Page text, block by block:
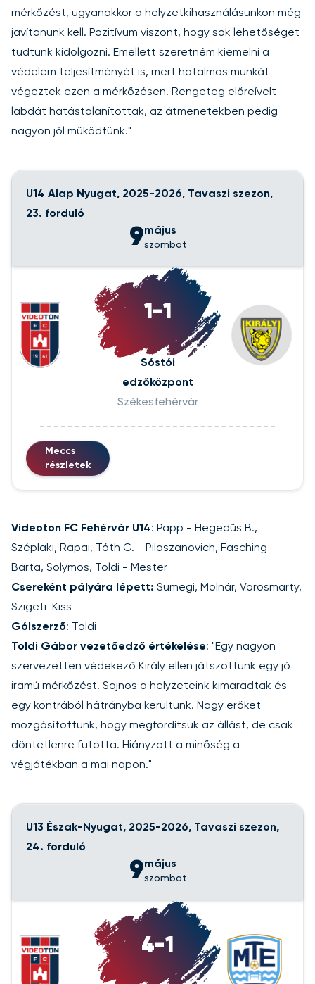
mérkőzést, ugyanakkor a helyzetkihasználásunkon még
javítanunk kell. Pozitívum viszont, hogy sok lehetőséget
tudtunk kidolgozni. Emellett szeretném kiemelni a
védelem teljesítményét is, mert hatalmas munkát
végeztek ezen a mérkőzésen. Rengeteg előreívelt
labdát hatástalanítottak, az átmenetekben pedig
nagyon jól működtünk."
U14 Alap Nyugat, 2025-2026, Tavaszi szezon,
23. forduló
9május
szombat
1-1
Sóstói
edzőközpont
Székesfehérvár
Meccs
részletek
Videoton FC Fehérvár U14: Papp - Hegedűs B.,
Széplaki, Rapai, Tóth G. - Pilaszanovich, Fasching -
Barta, Solymos, Toldi - Mester
Csereként pályára lépett: Sümegi, Molnár, Vörösmarty,
Szigeti-Kiss
Gólszerző: Toldi
Toldi Gábor vezetőedző értékelése: "Egy nagyon
szervezetten védekező Király ellen játszottunk egy jó
iramú mérkőzést. Sajnos a helyzeteink kimaradtak és
egy kontrából hátrányba kerültünk. Nagy erőket
mozgósítottunk, hogy megfordítsuk az állást, de csak
döntetlenre futotta. Hiányzott a minőség a
végjátékban a mai napon."
U13 Észak-Nyugat, 2025-2026, Tavaszi szezon,
24. forduló
9május
szombat
4-1